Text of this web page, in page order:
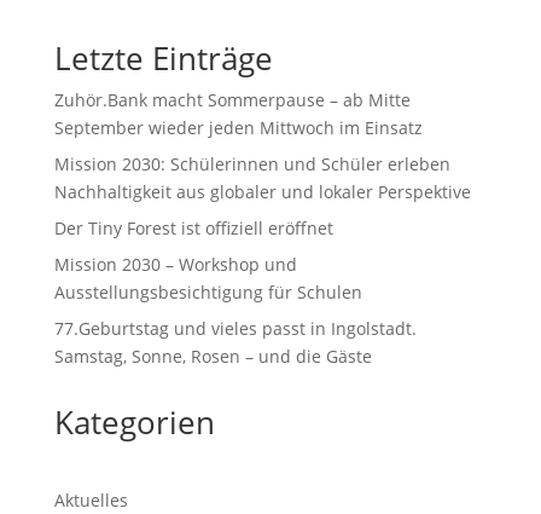
Letzte Einträge
Zuhör.Bank macht Sommerpause – ab Mitte
September wieder jeden Mittwoch im Einsatz
Mission 2030: Schülerinnen und Schüler erleben
Nachhaltigkeit aus globaler und lokaler Perspektive
Der Tiny Forest ist offiziell eröffnet
Mission 2030 – Workshop und
Ausstellungsbesichtigung für Schulen
77.Geburtstag und vieles passt in Ingolstadt.
Samstag, Sonne, Rosen – und die Gäste
Kategorien
Aktuelles